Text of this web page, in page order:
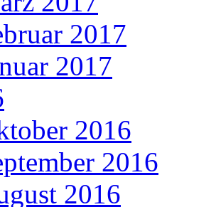
2017
2017
2016
2016
2016